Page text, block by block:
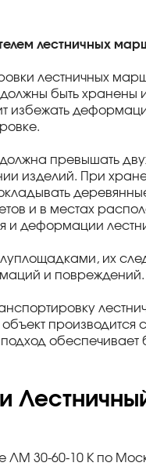
лестничных
лестничных
быть хранены
избежать
превышать
изделий. При
и в местах
и деформации
их
и повреждений.
производится
ЛМ 30-60-10 К по